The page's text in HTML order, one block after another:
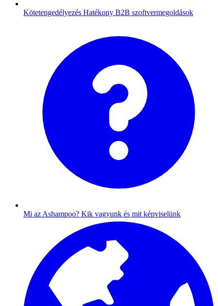
Kötetengedélyezés Hatékony B2B szoftvermegoldások
Mi az Ashampoo? Kik vagyunk és mit képviselünk